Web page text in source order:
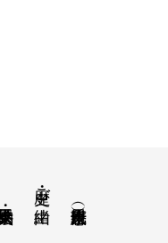
歴史・ご由緒